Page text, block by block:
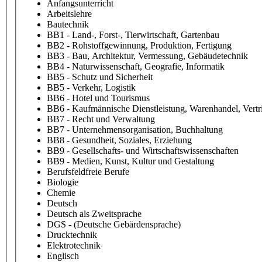
Anfangsunterricht
Arbeitslehre
Bautechnik
BB1 - Land-, Forst-, Tierwirtschaft, Gartenbau
BB2 - Rohstoffgewinnung, Produktion, Fertigung
BB3 - Bau, Architektur, Vermessung, Gebäudetechnik
BB4 - Naturwissenschaft, Geografie, Informatik
BB5 - Schutz und Sicherheit
BB5 - Verkehr, Logistik
BB6 - Hotel und Tourismus
BB6 - Kaufmännische Dienstleistung, Warenhandel,
BB7 - Recht und Verwaltung
BB7 - Unternehmensorganisation, Buchhaltung
BB8 - Gesundheit, Soziales, Erziehung
BB9 - Gesellschafts- und Wirtschaftswissenschaften
BB9 - Medien, Kunst, Kultur und Gestaltung
Berufsfeldfreie Berufe
Biologie
Chemie
Deutsch
Deutsch als Zweitsprache
DGS - (Deutsche Gebärdensprache)
Drucktechnik
Elektrotechnik
Englisch